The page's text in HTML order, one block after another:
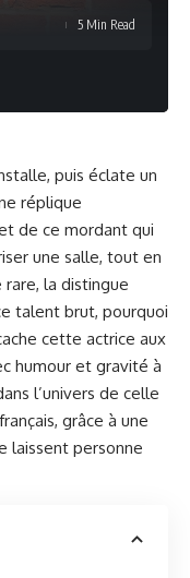
5 Min Read
puis éclate un
réplique
de ce mordant qui
une salle, tout en
la distingue
talent brut, pourquoi
cette actrice aux
humour et gravité à
l’univers de celle
grâce à une
laissent personne